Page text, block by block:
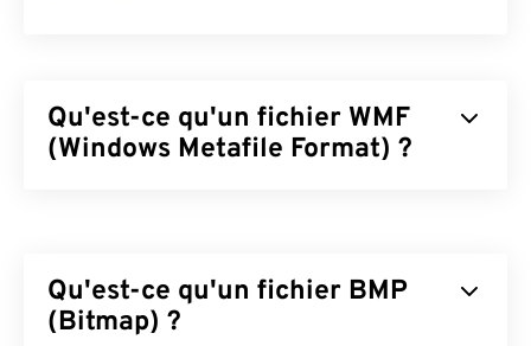
Qu'est-ce qu'un fichier WMF
(Windows Metafile Format) ?
bitmap. Microsoft a conçu le format WMF pour le
partage de données graphiques entre applications
Qu'est-ce qu'un fichier BMP
(Bitmap) ?